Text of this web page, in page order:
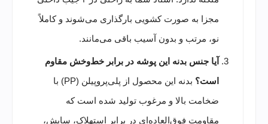
مجزا به صورت کشویی بارگذاری می‌شوند و کاملاً
نو، مرتب و بدون آسیب باقی می‌مانند.
آیا جنس بدنه این پوشه در برابر خط‌وخش مقاوم
است؟
بدنه این محصول از پلی‌پروپیلن (PP) با
ضخامت بالا و مرغوب تولید شده است که
مقاومت فوق‌العاده‌ای در برابر استهلاک، سایش،